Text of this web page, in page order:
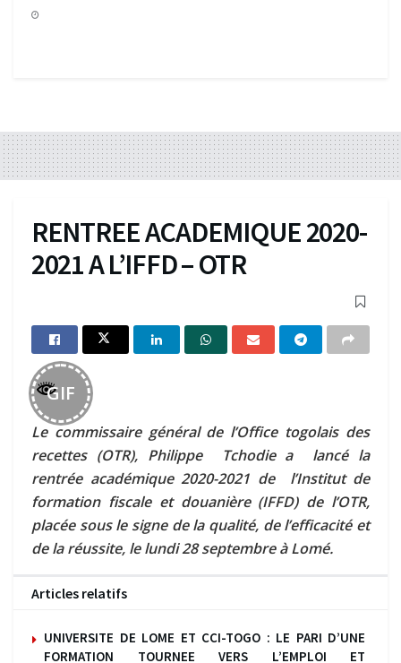
RENTREE ACADEMIQUE 2020-
2021 A L’IFFD – OTR
GIF
Le commissaire général de l’Office togolais des
recettes (OTR), Philippe Tchodiea lancé la
rentrée académique 2020-2021 de l’Institut de
formation fiscale et douanière (IFFD) de l’OTR,
placée sous le signe de la qualité, de l’efficacité et
de la réussite, le lundi 28 septembre à Lomé.
Articles relatifs
UNIVERSITE DE LOME ET CCI-TOGO : LE PARI D’UNE
FORMATION TOURNEE VERS L’EMPLOI ET